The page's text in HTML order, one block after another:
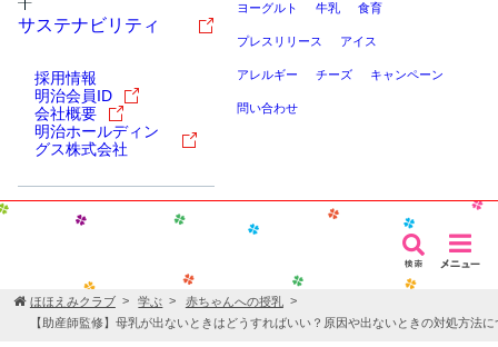
サステナビリティ
採用情報
明治会員ID
会社概要
明治ホールディン
グス株式会社
ヨーグルト 牛乳 食育
プレスリリース アイス
アレルギー チーズ キャンペーン
問い合わせ
ほほえみクラブ 学ぶ
赤ちゃんへの授乳
【助産師監修】母乳が出ないときはどうすればいい？原因や出ないときの対処方法に